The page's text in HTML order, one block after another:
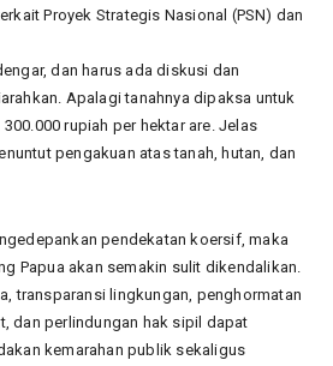
Proyek Strategis Nasional (PSN) dan
dan harus ada diskusi dan
Apalagi tanahnya dipaksa untuk
rupiah per hektar are. Jelas
pengakuan atas tanah, hutan, dan
pendekatan koersif, maka
Papua akan semakin sulit dikendalikan.
transparansi lingkungan, penghormatan
dan perlindungan hak sipil dapat
kemarahan publik sekaligus